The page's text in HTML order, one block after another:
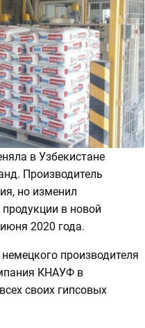
в Узбекистане
Производитель
но изменил
в новой
2020 года.
производителя
КНАУФ в
своих гипсовых